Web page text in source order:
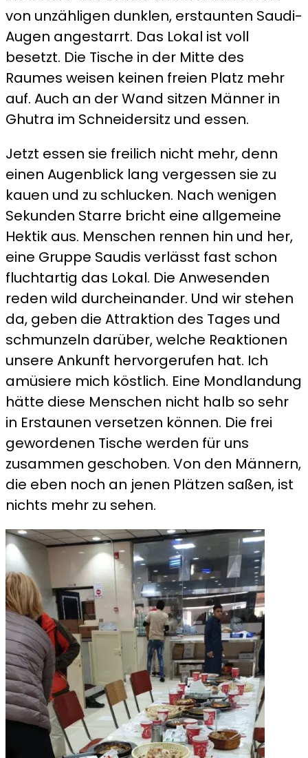
von unzähligen dunklen, erstaunten Saudi-
Augen angestarrt. Das Lokal ist voll
besetzt. Die Tische in der Mitte des
Raumes weisen keinen freien Platz mehr
auf. Auch an der Wand sitzen Männer in
Ghutra im Schneidersitz und essen.
Jetzt essen sie freilich nicht mehr, denn
einen Augenblick lang vergessen sie zu
kauen und zu schlucken. Nach wenigen
Sekunden Starre bricht eine allgemeine
Hektik aus. Menschen rennen hin und her,
eine Gruppe Saudis verlässt fast schon
fluchtartig das Lokal. Die Anwesenden
reden wild durcheinander. Und wir stehen
da, geben die Attraktion des Tages und
schmunzeln darüber, welche Reaktionen
unsere Ankunft hervorgerufen hat. Ich
amüsiere mich köstlich. Eine Mondlandung
hätte diese Menschen nicht halb so sehr
in Erstaunen versetzen können. Die frei
gewordenen Tische werden für uns
zusammen geschoben. Von den Männern,
die eben noch an jenen Plätzen saßen, ist
nichts mehr zu sehen.